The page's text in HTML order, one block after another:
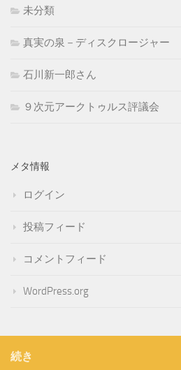
未分類
真実の泉－ディスクロージャー
石川新一郎さん
９次元アークトゥルス評議会
メタ情報
ログイン
投稿フィード
コメントフィード
WordPress.org
続き